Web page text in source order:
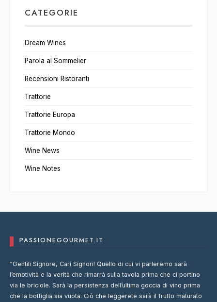
CATEGORIE
Dream Wines
Parola al Sommelier
Recensioni Ristoranti
Trattorie
Trattorie Europa
Trattorie Mondo
Wine News
Wine Notes
PASSIONEGOURMET.IT
“Gentili Signore, Cari Signori! Quello di cui vi parleremo sarà
l’emotività e la verità che rimarrà sulla tavola prima che ci portino
via le briciole. Sarà la persistenza dell’ultima goccia di vino prima
che la bottiglia sia vuota. Ciò che leggerete sarà il frutto maturato